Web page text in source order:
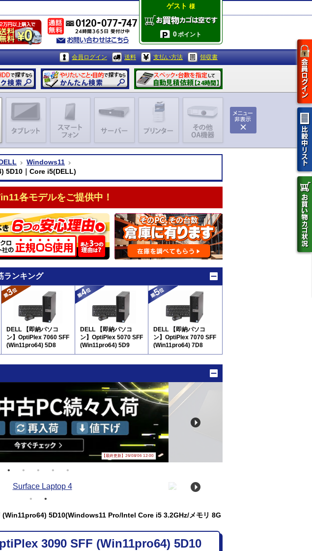
ゲスト 様
0ポイント
会員ログイン 送料 支払い方法 領収書
Windows11
5D10｜Core i5(DELL)
各モデルをご提供中！
ランキング
DELL 【即納パソコ
ン】OptiPlex 7060 SFF
(Win11pro64) 5D8
DELL 【即納パソコ
ン】OptiPlex 5070 SFF
(Win11pro64) 5D9
DELL 【即納パソコ
ン】OptiPlex 7070 SFF
(Win11pro64) 7D8
【最終更新】26/08/06 12:00
5D10(Windows11 Pro/Intel Core i5 3.2GHz/メモリ 8G
3090 SFF (Win11pro64) 5D10